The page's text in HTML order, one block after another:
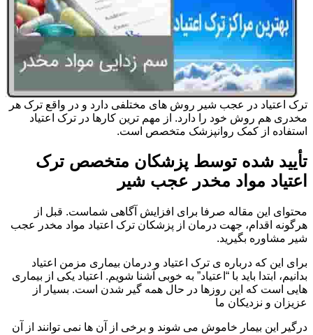
ترک اعتیاد در عجب شیر روش های مختلفی دارد و در واقع ترک هر
مخدری هم روش خود را دارد. از مهم ترین کارها در ترک اعتیاد
استفاده از کمک روانپزشک متخصص است.
تأیید شده توسط پزشکان متخصص ترک
اعتیاد مواد مخدر عجب شیر
محتوای این مقاله صرفا برای افزایش آگاهی شماست. قبل از
هرگونه اقدام، جهت درمان از پزشکان ترک اعتیاد مواد مخدر عجب
شیر مشاوره بگیرید.
برای این که درباره ی ترک اعتیاد و درمان بیماری مزمن اعتیاد
بدانیم، ابتدا باید با “اعتیاد” به خوبی آشنا شویم. اعتیاد یکی از بیماری
هایی است که این روزها در حال همه گیر شدن است. بسیار از
عزیزان و نزدیکان ما
درگیر این بیمار خاموش می شوند و برخی از آن ها نمی توانند از آن